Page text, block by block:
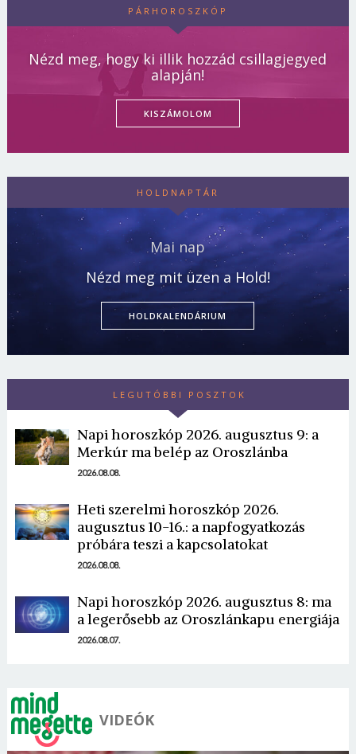
PÁRHOROSZKÓP
Nézd meg, hogy ki illik hozzád csillagjegyed
alapján!
KISZÁMOLOM
HOLDNAPTÁR
Mai nap
Nézd meg mit üzen a Hold!
HOLDKALENDÁRIUM
LEGUTÓBBI POSZTOK
Napi horoszkóp 2026. augusztus 9: a
Merkúr ma belép az Oroszlánba
2026.08.08.
Heti szerelmi horoszkóp 2026.
augusztus 10-16.: a napfogyatkozás
próbára teszi a kapcsolatokat
2026.08.08.
Napi horoszkóp 2026. augusztus 8: ma
a legerősebb az Oroszlánkapu energiája
2026.08.07.
VIDEÓK
Borsonline bejelentkezés
E-mail cím vagy felhasználónév
Jelszó